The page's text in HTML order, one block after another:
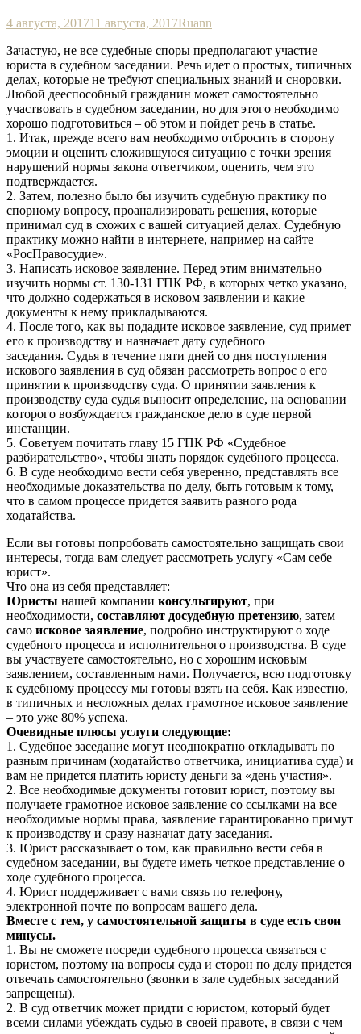
4 августа, 201711 августа, 2017Ruann
Зачастую, не все судебные споры предполагают участие
юриста в судебном заседании. Речь идет о простых, типичных
делах, которые не требуют специальных знаний и сноровки.
Любой дееспособный гражданин может самостоятельно
участвовать в судебном заседании, но для этого необходимо
хорошо подготовиться – об этом и пойдет речь в статье.
1. Итак, прежде всего вам необходимо отбросить в сторону
эмоции и оценить сложившуюся ситуацию с точки зрения
нарушений нормы закона ответчиком, оценить, чем это
подтверждается.
2. Затем, полезно было бы изучить судебную практику по
спорному вопросу, проанализировать решения, которые
принимал суд в схожих с вашей ситуацией делах. Судебную
практику можно найти в интернете, например на сайте
«РосПравосудие».
3. Написать исковое заявление. Перед этим внимательно
изучить нормы ст. 130-131 ГПК РФ, в которых четко указано,
что должно содержаться в исковом заявлении и какие
документы к нему прикладываются.
4. После того, как вы подадите исковое заявление, суд примет
его к производству и назначает дату судебного
заседания. Судья в течение пяти дней со дня поступления
искового заявления в суд обязан рассмотреть вопрос о его
принятии к производству суда. О принятии заявления к
производству суда судья выносит определение, на основании
которого возбуждается гражданское дело в суде первой
инстанции.
5. Советуем почитать главу 15 ГПК РФ «Судебное
разбирательство», чтобы знать порядок судебного процесса.
6. В суде необходимо вести себя уверенно, представлять все
необходимые доказательства по делу, быть готовым к тому,
что в самом процессе придется заявить разного рода
ходатайства.
Если вы готовы попробовать самостоятельно защищать свои
интересы, тогда вам следует рассмотреть услугу «Сам себе
юрист».
Что она из себя представляет:
Юристы нашей компании консультируют, при
необходимости, составляют досудебную претензию, затем
само исковое заявление, подробно инструктируют о ходе
судебного процесса и исполнительного производства. В суде
вы участвуете самостоятельно, но с хорошим исковым
заявлением, составленным нами. Получается, всю подготовку
к судебному процессу мы готовы взять на себя. Как известно,
в типичных и несложных делах грамотное исковое заявление
– это уже 80% успеха.
Очевидные плюсы услуги следующие:
1. Судебное заседание могут неоднократно откладывать по
разным причинам (ходатайство ответчика, инициатива суда) и
вам не придется платить юристу деньги за «день участия».
2. Все необходимые документы готовит юрист, поэтому вы
получаете грамотное исковое заявление со ссылками на все
необходимые нормы права, заявление гарантированно примут
к производству и сразу назначат дату заседания.
3. Юрист рассказывает о том, как правильно вести себя в
судебном заседании, вы будете иметь четкое представление о
ходе судебного процесса.
4. Юрист поддерживает с вами связь по телефону,
электронной почте по вопросам вашего дела.
Вместе с тем, у самостоятельной защиты в суде есть свои
минусы.
1. Вы не сможете посреди судебного процесса связаться с
юристом, поэтому на вопросы суда и сторон по делу придется
отвечать самостоятельно (звонки в зале судебных заседаний
запрещены).
2. В суд ответчик может придти с юристом, который будет
всеми силами убеждать судью в своей правоте, в связи с чем